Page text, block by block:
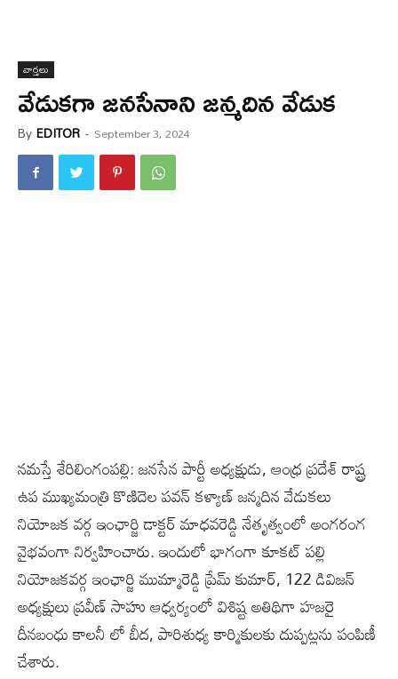
వార్త‌లు
వేడుకగా జనసేనాని జన్మదిన వేడుక
ByEDITOR - September 3, 2024
నమస్తే శేరిలింగంపల్లి: జనసేన పార్టీ అధ్యక్షుడు, ఆంధ్ర ప్రదేశ్ రాష్ట్ర
ఉప ముఖ్యమంత్రి కొణిదెల పవన్ కళ్యాణ్ జన్మదిన వేడుకలు
నియోజక వర్గ ఇంఛార్జి డాక్టర్ మాధవరెడ్డి నేతృత్వంలో అంగరంగ
వైభవంగా నిర్వహించారు. ఇందులో భాగంగా కూకట్ పల్లి
నియోజకవర్గ ఇంఛార్జి ముమ్మారెడ్డి ప్రేమ్ కుమార్, 122 డివిజన్
అధ్యక్షులు ప్రవీణ్ సాహు ఆధ్వర్యంలో విశిష్ట అతిథిగా హజరై
దీనబంధు కాలనీ లో బీద, పారిశుధ్య కార్మికులకు దుప్పట్లను పంపిణీ
చేశారు.